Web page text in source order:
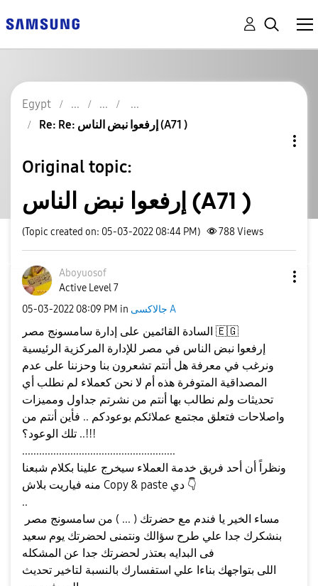
Egypt
Re: Re: إرفعوا نبض الناس (A71 )
Original topic:
إرفعوا نبض الناس (A71 )
(Topic created on: 05-03-2022 08:44 PM) 788Views
Aboyuosof
Active Level 7
‎05-03-2022 08:09 PM in جالاكسى A
🇪🇬
إرفعوا نبض الناس في مصر للإدارة المركزية الرئيسية
ونرغب في معرفة هل أنتم تشعرون بنا وحزننا على عدم
المصداقية المتوفرة هذه أم لا نحن كعملاء لم نطلب أي
تحديثات ولم نطالب بها أنتم من نشرتم جداول ومميزات
واصلاحات فتعلق مجتمع عملائكم بوعودكم .. فأين أنتم من
تلك الوعود؟ ..!!!
......................................................
ونظراً أن أحد فريق خدمة العملاء سيخرج علينا بكلام شبعنا
👇
..
اللى بتواجهك بناءا علي استفسارك بالنسبة لتاخير تحديث